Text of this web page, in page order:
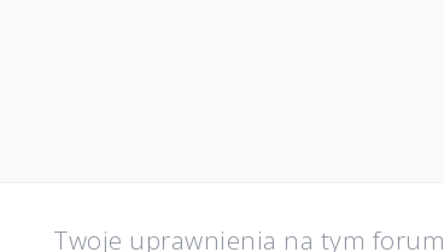
Twoje uprawnienia na tym forum